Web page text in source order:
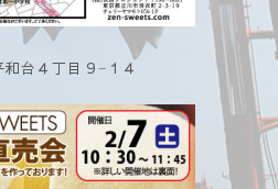
台４丁目９−１４